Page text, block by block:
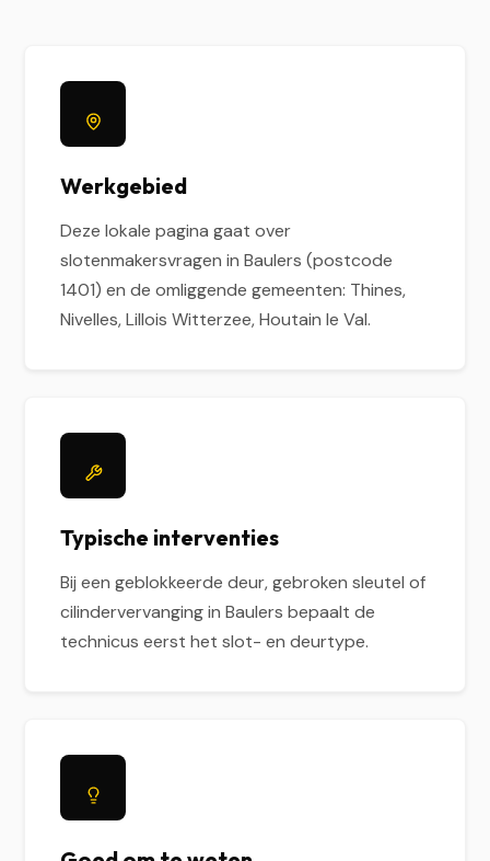
Werkgebied
Deze lokale pagina gaat over
slotenmakersvragen in Baulers (postcode
1401) en de omliggende gemeenten: Thines,
Nivelles, Lillois Witterzee, Houtain le Val.
Typische interventies
Bij een geblokkeerde deur, gebroken sleutel of
cilindervervanging in Baulers bepaalt de
technicus eerst het slot- en deurtype.